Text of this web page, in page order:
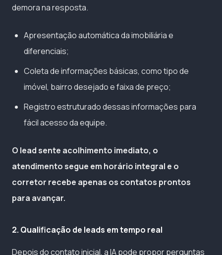
demora na resposta.
Apresentação automática da imobiliária e
diferenciais;
Coleta de informações básicas, como tipo de
imóvel, bairro desejado e faixa de preço;
Registro estruturado dessas informações para
fácil acesso da equipe.
O lead sente acolhimento imediato, o
atendimento segue em horário integral e o
corretor recebe apenas os contatos prontos
para avançar.
2. Qualificação de leads em tempo real
Depois do contato inicial, a IA pode propor perguntas